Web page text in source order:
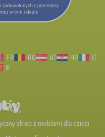
FR RO AT HR
IT
IE
sklep z meblami dla dzieci